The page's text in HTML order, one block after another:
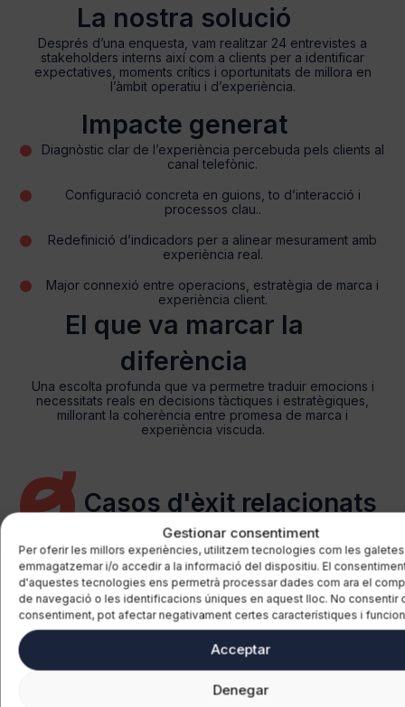
Gestionar consentiment
Per oferir les millors experiències, utilitzem tecnologies com les
emmagatzemar i/o accedir a la informació del dispositiu. El
d'aquestes tecnologies ens permetrà processar dades com ara el
de navegació o les identificacions úniques en aquest lloc. No consentir
consentiment, pot afectar negativament certes característiques i
Acceptar
Denegar
La nostra solució
Després d’una enquesta, vam realitzar 24 entrevistes a
stakeholders interns així com a clients per a identificar
expectatives, moments crítics i oportunitats de millora en
l’àmbit operatiu i d’experiència.
Impacte generat
Diagnòstic clar de l’experiència percebuda pels clients al
canal telefònic.
Configuració concreta en guions, to d’interacció i
processos clau..
Redefinició d’indicadors per a alinear mesurament amb
experiència real.
Major connexió entre operacions, estratègia de marca i
experiència client.
El que va marcar la
diferència
Una escolta profunda que va permetre traduir emocions i
necessitats reals en decisions tàctiques i estratègiques,
millorant la coherència entre promesa de marca i
experiència viscuda.
Casos d'èxit relacionats
el potencial turístic
Transport
Millorar